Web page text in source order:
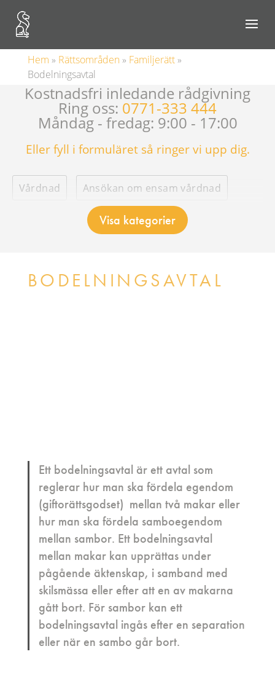
Hem » Rättsområden » Familjerätt»
Bodelningsavtal
Kostnadsfri inledande rådgivning
Ring oss: 0771-333 444
Måndag - fredag: 9:00 - 17:00
Eller fyll i formuläret så ringer vi upp dig.
Vårdnad Ansökan om ensam vårdnad
Barns boende
Föräldrar som inte kan komma överens
Framtidsfullmakt
Visa kategorier
BODELNINGSAVTAL
Ett bodelningsavtal är ett avtal som
reglerar hur man ska fördela egendom
(giftorättsgodset) mellan två makar eller
hur man ska fördela samboegendom
mellan sambor. Ett bodelningsavtal
mellan makar kan upprättas under
pågående äktenskap, i samband med
skilsmässa eller efter att en av makarna
gått bort. För sambor kan ett
bodelningsavtal ingås efter en separation
eller när en sambo går bort.